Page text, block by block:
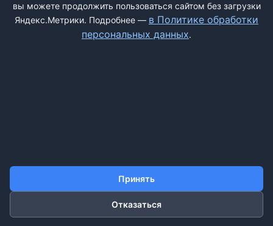
ДОБАВИТЬ ЖАЛОБУ
КОНТАКТЫ
вы можете продолжить пользоваться сайтом без загрузки
Яндекс.Метрики. Подробнее — в Политике обработки
персональных данных.
Принять
Отказаться